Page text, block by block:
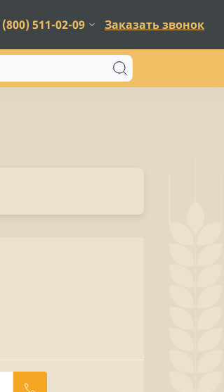
511-02-09 Заказать звонок